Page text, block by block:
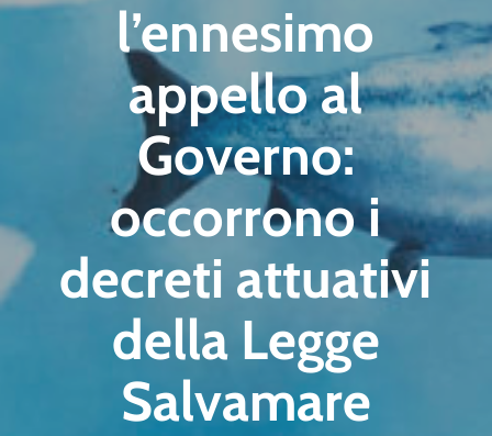
l’ennesimo
appello al
Governo:
occorrono i
decreti attuativi
della Legge
Salvamare